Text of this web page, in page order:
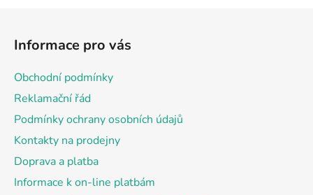
Informace pro vás
Obchodní podmínky
Reklamační řád
Podmínky ochrany osobních údajů
Kontakty na prodejny
Doprava a platba
Informace k on-line platbám